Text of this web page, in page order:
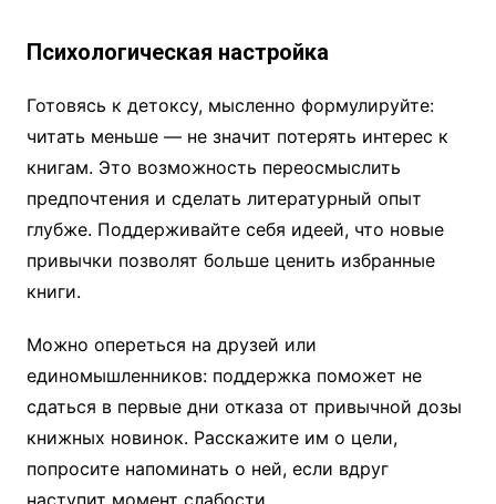
Психологическая настройка
Готовясь к детоксу, мысленно формулируйте:
читать меньше — не значит потерять интерес к
книгам. Это возможность переосмыслить
предпочтения и сделать литературный опыт
глубже. Поддерживайте себя идеей, что новые
привычки позволят больше ценить избранные
книги.
Можно опереться на друзей или
единомышленников: поддержка поможет не
сдаться в первые дни отказа от привычной дозы
книжных новинок. Расскажите им о цели,
попросите напоминать о ней, если вдруг